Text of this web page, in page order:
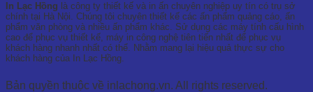
In Lạc Hồng là công ty thiết kế và in ấn chuyên nghiệp uy tín có trụ sở
chính tại Hà Nội. Chúng tôi chuyên thiết kế các ấn phẩm quảng cáo, ấn
phẩm văn phòng và nhiều ấn phẩm khác. Sử dụng các máy tính cấu hình
cao để phục vụ thiết kế, máy in công nghệ tiên tiến nhất để phục vụ
khách hàng nhanh nhất có thể. Nhằm mang lại hiệu quả thực sự cho
khách hàng của In Lạc Hồng.
Bản quyền thuộc về inlachong.vn. All rights reserved.